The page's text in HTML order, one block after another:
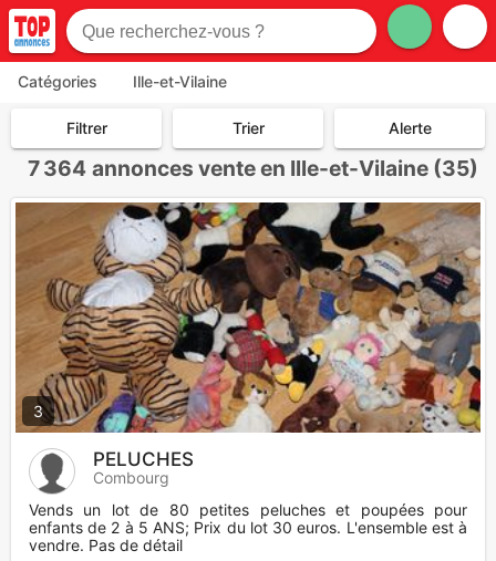
Catégories Ille-et-Vilaine
Filtrer Trier Alerte
7 364 annonces vente en Ille-et-Vilaine (35)
3
PELUCHES
Combourg
Vends un lot de 80 petites peluches et poupées pour
enfants de 2 à 5 ANS; Prix du lot 30 euros. L'ensemble est à
vendre. Pas de détail